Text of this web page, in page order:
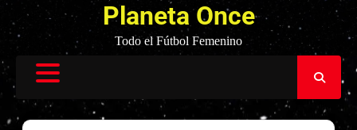
Planeta Once
Todo el Fútbol Femenino